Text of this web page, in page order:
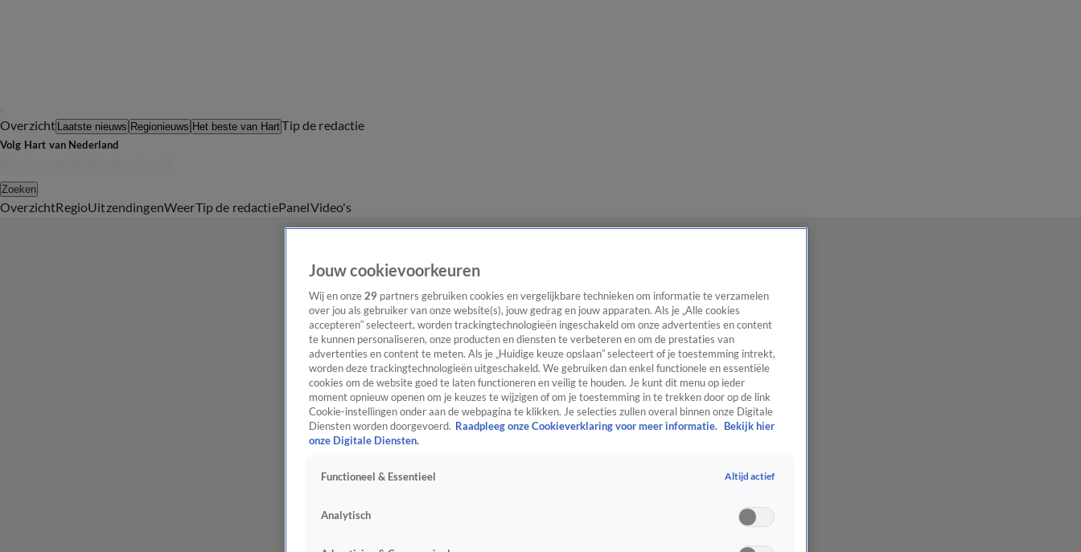
Overzicht Laatste nieuws Regionieuws Het beste van HartTip de redactie
Volg Hart van Nederland
Zoeken
OverzichtRegioUitzendingenWeerTip de redactiePanelVideo's
Jouw cookievoorkeuren
Wij en onze 29 partners gebruiken cookies en vergelijkbare technieken om informatie te verzamelen
over jou als gebruiker van onze website(s), jouw gedrag en jouw apparaten. Als je „Alle cookies
accepteren” selecteert, worden trackingtechnologieën ingeschakeld om onze advertenties en content
te kunnen personaliseren, onze producten en diensten te verbeteren en om de prestaties van
advertenties en content te meten. Als je „Huidige keuze opslaan” selecteert of je toestemming intrekt,
worden deze trackingtechnologieën uitgeschakeld. We gebruiken dan enkel functionele en essentiële
cookies om de website goed te laten functioneren en veilig te houden. Je kunt dit menu op ieder
moment opnieuw openen om je keuzes te wijzigen of om je toestemming in te trekken door op de link
Cookie-instellingen onder aan de webpagina te klikken. Je selecties zullen overal binnen onze Digitale
Diensten worden doorgevoerd. Raadpleeg onze Cookieverklaring voor meer informatie.
Bekijk hier
onze Digitale Diensten.
Functioneel & Essentieel Altijd actief
Analytisch